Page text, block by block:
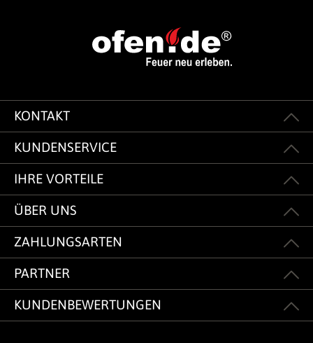
KONTAKT
KUNDENSERVICE
IHRE VORTEILE
ÜBER UNS
ZAHLUNGSARTEN
PARTNER
KUNDENBEWERTUNGEN